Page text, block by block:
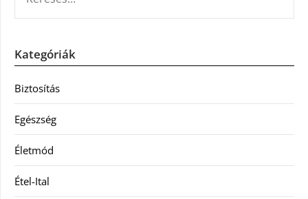
Kategóriák
Biztosítás
Egészség
Életmód
Étel-Ital